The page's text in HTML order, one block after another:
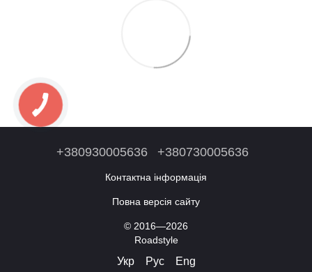
+380930005636 +380730005636
Контактна інформація
Повна версія сайту
© 2016—2026
Roadstyle
Укр Рус Eng